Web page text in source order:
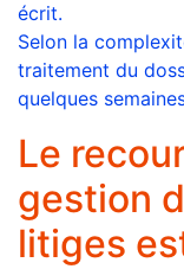
écrit.
Selon la
traitement du
quelques
Le
gestion
litiges